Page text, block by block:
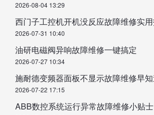
2026-08-04 13:29
西门子工控机开机没反应故障维修实
2026-07-31 10:40
油研电磁阀异响故障维修一键搞定
2026-07-27 10:34
施耐德变频器面板不显示故障维修早
2026-07-22 17:15
ABB数控系统运行异常故障维修小贴士